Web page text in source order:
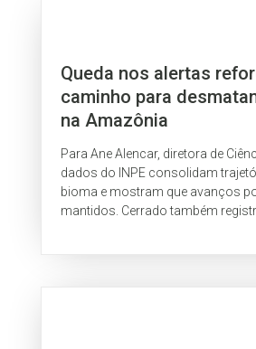
Queda nos alertas
caminho para
na Amazônia
Para Ane Alencar, diretora de
dados do INPE consolidam
bioma e mostram que avanços
mantidos. Cerrado também